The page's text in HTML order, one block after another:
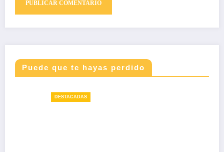
Puede que te hayas perdido
DESTACADAS